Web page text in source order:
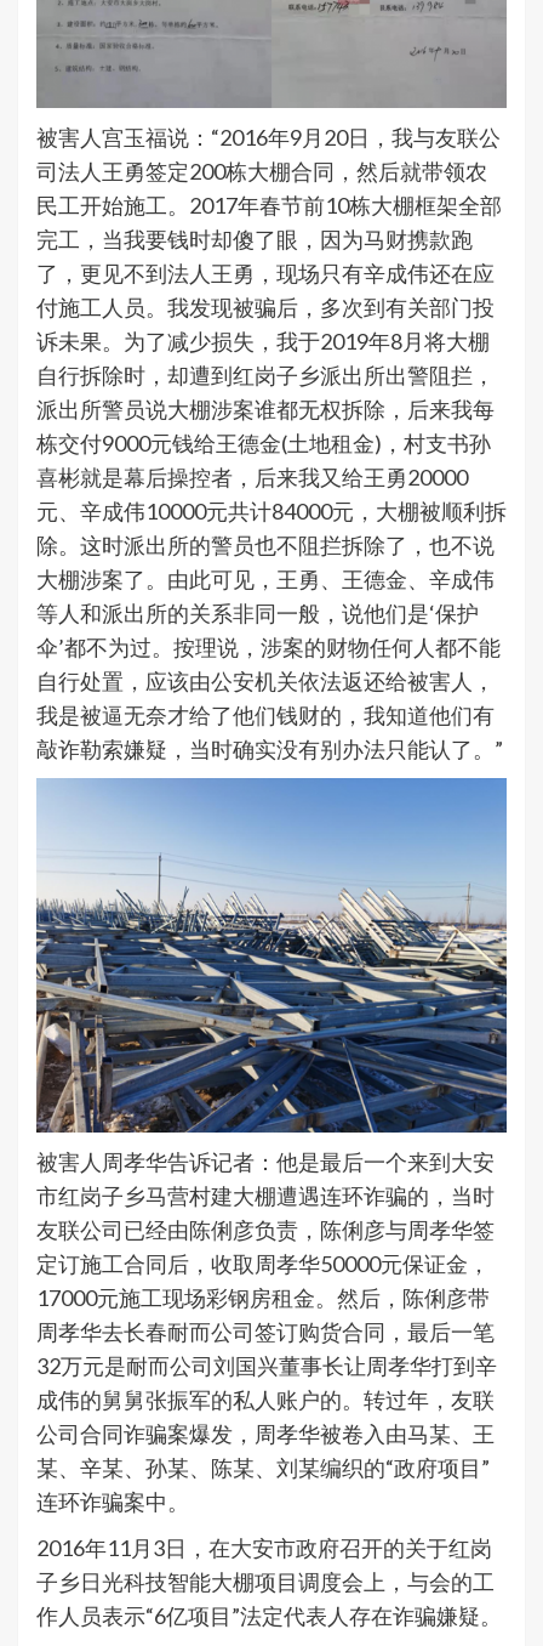
被害人宫玉福说：“2016年9月20日，我与友联公
司法人王勇签定200栋大棚合同，然后就带领农
民工开始施工。2017年春节前10栋大棚框架全部
完工，当我要钱时却傻了眼，因为马财携款跑
了，更见不到法人王勇，现场只有辛成伟还在应
付施工人员。我发现被骗后，多次到有关部门投
诉未果。为了减少损失，我于2019年8月将大棚
自行拆除时，却遭到红岗子乡派出所出警阻拦，
派出所警员说大棚涉案谁都无权拆除，后来我每
栋交付9000元钱给王德金(土地租金)，村支书孙
喜彬就是幕后操控者，后来我又给王勇20000
元、辛成伟10000元共计84000元，大棚被顺利拆
除。这时派出所的警员也不阻拦拆除了，也不说
大棚涉案了。由此可见，王勇、王德金、辛成伟
等人和派出所的关系非同一般，说他们是‘保护
伞’都不为过。按理说，涉案的财物任何人都不能
自行处置，应该由公安机关依法返还给被害人，
我是被逼无奈才给了他们钱财的，我知道他们有
敲诈勒索嫌疑，当时确实没有别办法只能认了。”
被害人周孝华告诉记者：他是最后一个来到大安
市红岗子乡马营村建大棚遭遇连环诈骗的，当时
友联公司已经由陈俐彦负责，陈俐彦与周孝华签
定订施工合同后，收取周孝华50000元保证金，
17000元施工现场彩钢房租金。然后，陈俐彦带
周孝华去长春耐而公司签订购货合同，最后一笔
32万元是耐而公司刘国兴董事长让周孝华打到辛
成伟的舅舅张振军的私人账户的。转过年，友联
公司合同诈骗案爆发，周孝华被卷入由马某、王
某、辛某、孙某、陈某、刘某编织的“政府项目”
连环诈骗案中。
2016年11月3日，在大安市政府召开的关于红岗
子乡日光科技智能大棚项目调度会上，与会的工
作人员表示“6亿项目”法定代表人存在诈骗嫌疑。